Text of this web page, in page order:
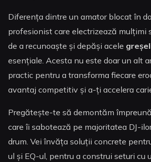
Diferența dintre un amator blocat în
profesionist care electrizează mulțimi
de a recunoaște și depăși acele
esențiale. Acesta nu este doar un alt
practic pentru a transforma fiecare
avantaj competitiv și a-ți accelera
Pregătește-te să demontăm
care îi sabotează pe majoritatea DJ-
drum. Vei învăța soluții concrete
ul și EQ-ul, pentru a construi seturi cu